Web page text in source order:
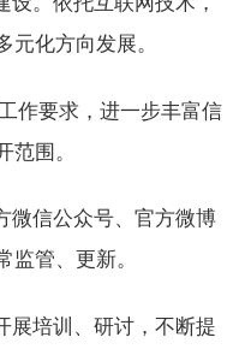
化方向发展。
要求，进一步丰富信
围。
信公众号、官方微博
管、更新。
培训、研讨，不断提